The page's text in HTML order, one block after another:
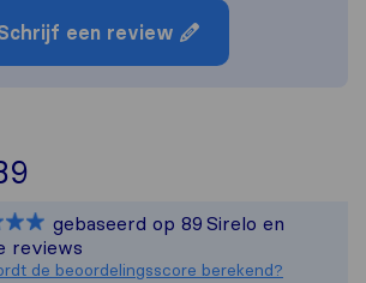
een review
Sirelo is niet
Alle reviews van
gebaseerd op 89 Sirelo en
reviews
de beoordelingsscore berekend?